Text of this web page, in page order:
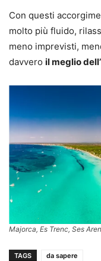
Con questi
molto più fluido,
meno imprevisti,
davvero il meglio
Majorca, Es Trenc, Ses
TAGS da sapere